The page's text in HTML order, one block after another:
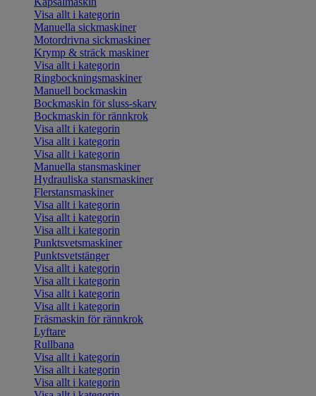
Visa allt i kategorin
Manuella sickmaskiner
Motordrivna sickmaskiner
Krymp & sträck maskiner
Visa allt i kategorin
Ringbockningsmaskiner
Manuell bockmaskin
Bockmaskin för sluss-skarv
Bockmaskin för rännkrok
Visa allt i kategorin
Visa allt i kategorin
Visa allt i kategorin
Manuella stansmaskiner
Hydrauliska stansmaskiner
Flerstansmaskiner
Visa allt i kategorin
Visa allt i kategorin
Visa allt i kategorin
Punktsvetsmaskiner
Punktsvetstänger
Visa allt i kategorin
Visa allt i kategorin
Visa allt i kategorin
Visa allt i kategorin
Fräsmaskin för rännkrok
Lyftare
Rullbana
Visa allt i kategorin
Visa allt i kategorin
Visa allt i kategorin